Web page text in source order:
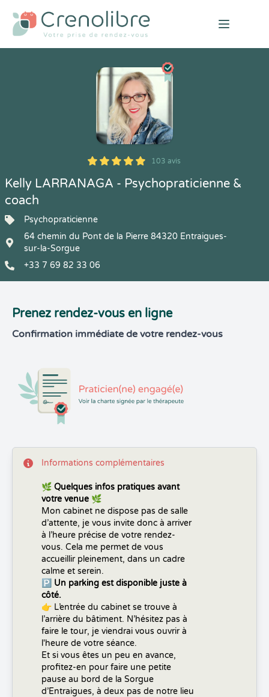
Open
5
1
5
103 103 avis
Kelly LARRANAGA - Psychopraticienne &
coach
Psychopraticienne
64 chemin du Pont de la Pierre 84320 Entraigues-
sur-la-Sorgue
+33 7 69 82 33 06
Prenez rendez-vous en ligne
Confirmation immédiate de votre rendez-vous
Informations complémentaires
🌿 Quelques infos pratiques avant
votre venue 🌿
Mon cabinet ne dispose pas de salle
d’attente, je vous invite donc à arriver
à l’heure précise de votre rendez-
vous. Cela me permet de vous
accueillir pleinement, dans un cadre
calme et serein.
🅿️ Un parking est disponible juste à
côté.
👉 L’entrée du cabinet se trouve à
l’arrière du bâtiment. N’hésitez pas à
faire le tour, je viendrai vous ouvrir à
l'heure de votre séance.
Et si vous êtes un peu en avance,
profitez-en pour faire une petite
pause au bord de la Sorgue
d’Entraigues, à deux pas de notre lieu